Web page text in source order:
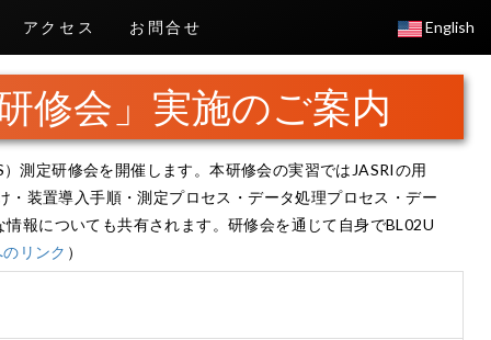
アクセス お問合せ English
修会」実施のご案内
測定研修会を開催します。本研修会の実習ではJASRIの用
装置導入手順・測定プロセス・データ処理プロセス・デー
報についても共有されます。研修会を通じて自身でBL02U
リンク ）